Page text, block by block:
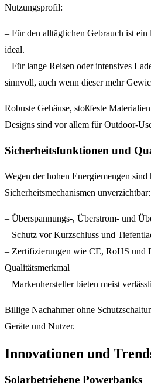
Nutzungsprofil:
– Für den alltäglichen Gebrauch ist
ideal.
– Für lange Reisen oder intensives
sinnvoll, auch wenn dieser mehr
Robuste Gehäuse, stoßfeste
Designs sind vor allem für Outdoor-
Sicherheitsfunktionen und
Wegen der hohen Energiemengen
Sicherheitsmechanismen unverzichtbar:
– Überspannungs-, Überstrom- und
– Schutz vor Kurzschluss und
– Zertifizierungen wie CE, RoHS und
Qualitätsmerkmal
– Markenhersteller bieten meist
Billige Nachahmer ohne
Geräte und Nutzer.
Innovationen und
Solarbetriebene Powerbanks